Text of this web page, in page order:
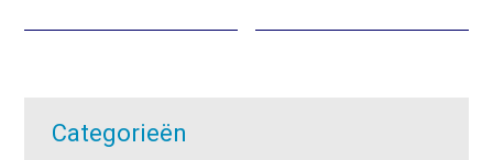
€0,89. €0,62.
€1,89. €1,32.
Categorieën